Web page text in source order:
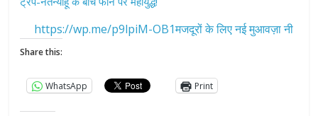
https://wp.me/p9lpiM-OB1मजदूरों के लिए नई मुआवज़ा नी
Share this:
WhatsApp Print